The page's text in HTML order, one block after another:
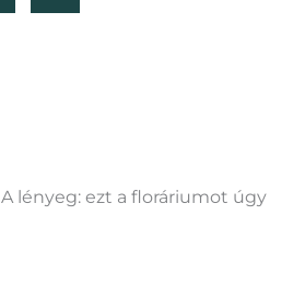
A lényeg: ezt a floráriumot úgy